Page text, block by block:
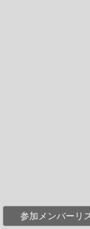
参加メンバーリ